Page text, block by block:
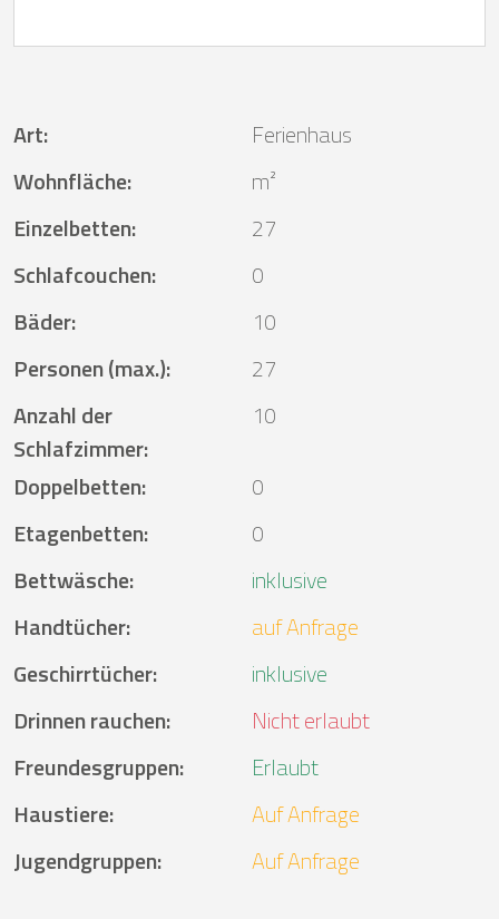
Art:
Ferienhaus
Wohnfläche:
m²
Einzelbetten:
27
Schlafcouchen:
0
Bäder:
10
Personen (max.):
27
Anzahl der
Schlafzimmer:
10
Doppelbetten:
0
Etagenbetten:
0
Bettwäsche:
inklusive
Handtücher:
auf Anfrage
Geschirrtücher:
inklusive
Drinnen rauchen:
Nicht erlaubt
Freundesgruppen:
Erlaubt
Haustiere:
Auf Anfrage
Jugendgruppen: Auf Anfrage